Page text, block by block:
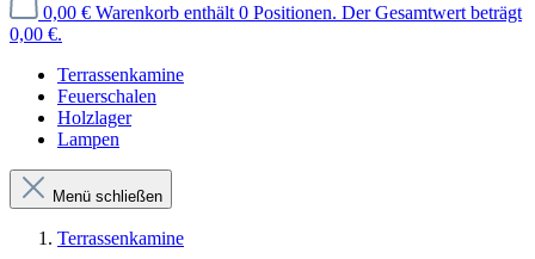
0,00 € Warenkorb enthält 0 Positionen. Der Gesamtwert beträgt
0,00 €.
Terrassenkamine
Feuerschalen
Holzlager
Lampen
Menü schließen
Terrassenkamine